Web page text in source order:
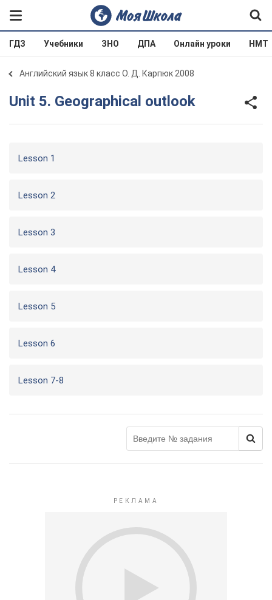
ГДЗ Учебники ЗНО ДПА Онлайн уроки НМТ
Английский язык 8 класс О. Д. Карпюк 2008
Unit 5. Geographical outlook
Lesson 1
Lesson 2
Lesson 3
Lesson 4
Lesson 5
Lesson 6
Lesson 7-8